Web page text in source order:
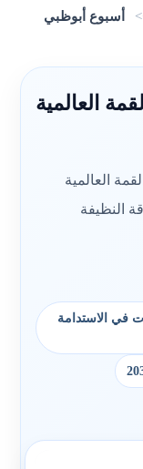
أسبوع أبوظبي
العالمية
العالمية
النظيفة
في الاستدامة